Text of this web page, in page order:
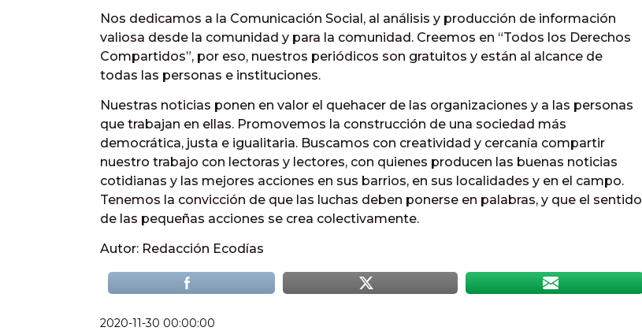
Nos dedicamos a la Comunicación Social, al análisis y producción de información
valiosa desde la comunidad y para la comunidad. Creemos en “Todos los Derechos
Compartidos”, por eso, nuestros periódicos son gratuitos y están al alcance de
todas las personas e instituciones.
Nuestras noticias ponen en valor el quehacer de las organizaciones y a las personas
que trabajan en ellas. Promovemos la construcción de una sociedad más
democrática, justa e igualitaria. Buscamos con creatividad y cercanía compartir
nuestro trabajo con lectoras y lectores, con quienes producen las buenas noticias
cotidianas y las mejores acciones en sus barrios, en sus localidades y en el campo.
Tenemos la convicción de que las luchas deben ponerse en palabras, y que el sentido
de las pequeñas acciones se crea colectivamente.
Autor: Redacción Ecodías
2020-11-30 00:00:00